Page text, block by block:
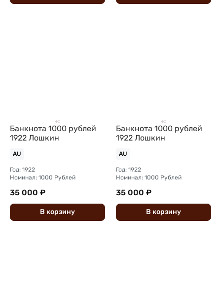
Банкнота 1000 рублей
1922 Лошкин
AU
Год: 1922
Номинал: 1000 Рублей
35 000 ₽
В корзину
Банкнота 1000 рублей
1922 Лошкин
AU
Год: 1922
Номинал: 1000 Рублей
35 000 ₽
В корзину